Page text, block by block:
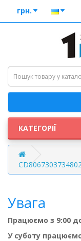
грн.
КАТЕГОРІЇ
Увага
Працюємо з 9:00
У суботу